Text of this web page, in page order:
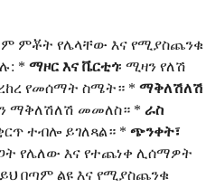
ምቾት የሌላቸው እና የሚያስጨንቁ
* ማዞር እና ቬርቲጎ፡ ሚዛን የለሽ
የመሰማት ስሜት። * ማቅለሽለሽ
ማቅለሽለሽ መመለስ። * ራስ
ተብሎ ይገለጻል። * ጭንቀት፣
የሌለው እና የተጨነቀ ሊሰማዎት
ይህ በጣም ልዩ እና የሚያስጨንቁ